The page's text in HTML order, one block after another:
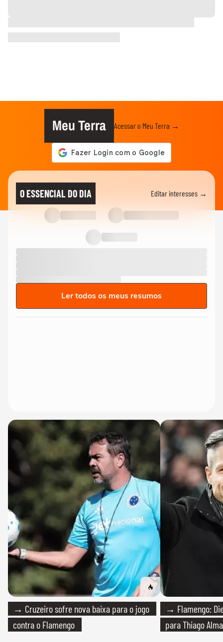
Meu Terra Acessar o Meu Terra →
O ESSENCIAL DO DIA Editar interesses →
Ler todos os meus resumos
→ Cruzeiro sofre nova baixa para o jogo
contra o Flamengo
→ Flamengo:
para Thiago